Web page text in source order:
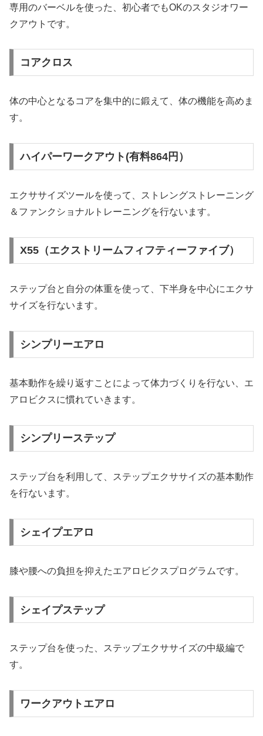
専用のバーベルを使った、初心者でもOKのスタジオワー
クアウトです。
コアクロス
体の中心となるコアを集中的に鍛えて、体の機能を高めま
す。
ハイパーワークアウト(有料864円）
エクササイズツールを使って、ストレングストレーニング
＆ファンクショナルトレーニングを行ないます。
X55（エクストリームフィフティーファイブ）
ステップ台と自分の体重を使って、下半身を中心にエクサ
サイズを行ないます。
シンプリーエアロ
基本動作を繰り返すことによって体力づくりを行ない、エ
アロビクスに慣れていきます。
シンプリーステップ
ステップ台を利用して、ステップエクササイズの基本動作
を行ないます。
シェイプエアロ
膝や腰への負担を抑えたエアロビクスプログラムです。
シェイプステップ
ステップ台を使った、ステップエクササイズの中級編で
す。
ワークアウトエアロ